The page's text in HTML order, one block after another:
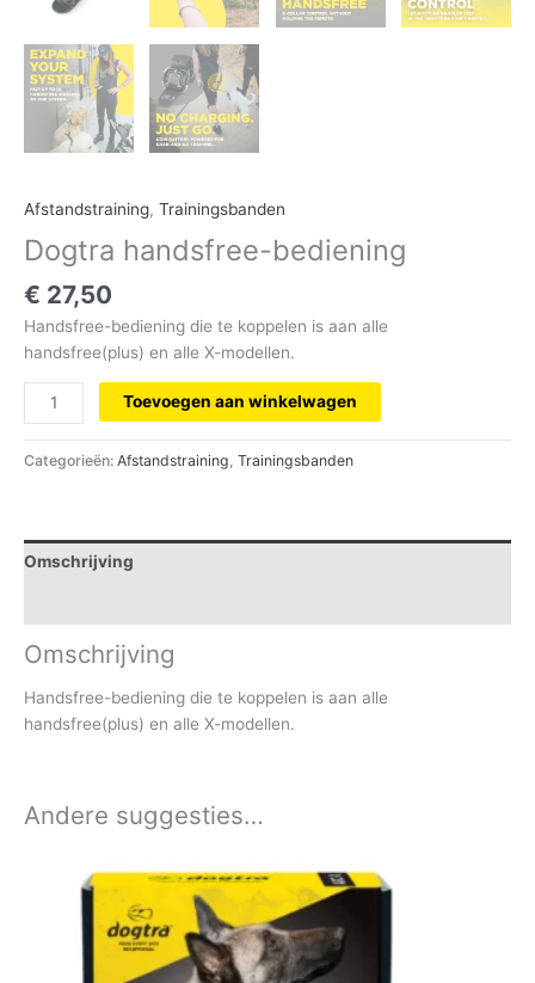
Afstandstraining, Trainingsbanden
Dogtra handsfree-bediening
€ 27,50
Handsfree-bediening die te koppelen is aan alle
handsfree(plus) en alle X-modellen.
Toevoegen aan winkelwagen
Categorieën: Afstandstraining, Trainingsbanden
Omschrijving
Omschrijving
Handsfree-bediening die te koppelen is aan alle
handsfree(plus) en alle X-modellen.
Andere suggesties…